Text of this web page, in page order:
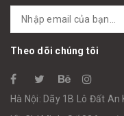
Theo dõi chúng tôi
Hà Nội: Dãy 1B Lô Đất